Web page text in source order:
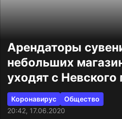
Арендаторы
небольших
уходят с Невского
Коронавирус
Общество
20:42, 17.06.2020